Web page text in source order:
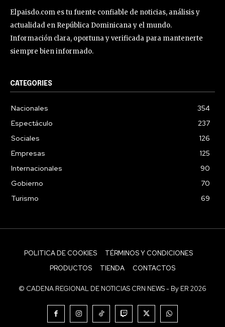
Elpaisdo.com es tu fuente confiable de noticias, análisis y
actualidad en República Dominicana y el mundo.
Información clara, oportuna y verificada para mantenerte
siempre bien informado.
CATEGORIES
Nacionales
354
Espectáculo
237
Sociales
126
Empresas
125
Internacionales
90
Gobierno
70
Turismo
69
POLITICA DE COOKIES
TÉRMINOS Y CONDICIONES
PRODUCTOS
TIENDA CONTACTOS
© CADENA REGIONAL DE NOTICIAS CRN NEWS - By ER 2026